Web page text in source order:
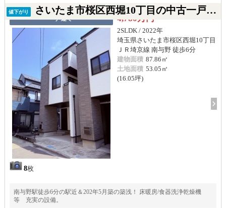
値下がり さいたま市桜区西堀10丁目の中古一戸建て
一戸建て
8枚
4,780万円
2SLDK / 2022年
埼玉県さいたま市桜区西堀10丁目
ＪＲ埼京線 南与野 徒歩6分
建物面積 87.86㎡
土地面積 53.05㎡
(16.05坪)
南与野駅徒歩6分の駅近＆202年5月築の築浅！ 床暖房/食器洗浄乾燥機
等 充実の設備。